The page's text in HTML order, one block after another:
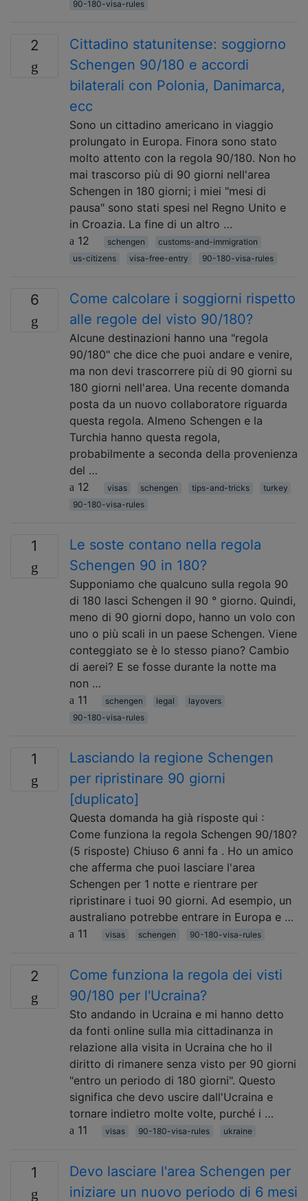
90-180-visa-rules
2
Cittadino statunitense: soggiorno
Schengen 90/180 e accordi
bilaterali con Polonia, Danimarca,
ecc
Sono un cittadino americano in viaggio
prolungato in Europa. Finora sono stato
molto attento con la regola 90/180. Non ho
mai trascorso più di 90 giorni nell'area
Schengen in 180 giorni; i miei "mesi di
pausa" sono stati spesi nel Regno Unito e
in Croazia. La fine di un altro …
12
schengen
customs-and-immigration
us-citizens
visa-free-entry 90-180-visa-rules
6
Come calcolare i soggiorni rispetto
alle regole del visto 90/180?
Alcune destinazioni hanno una "regola
90/180" che dice che puoi andare e venire,
ma non devi trascorrere più di 90 giorni su
180 giorni nell'area. Una recente domanda
posta da un nuovo collaboratore riguarda
questa regola. Almeno Schengen e la
Turchia hanno questa regola,
probabilmente a seconda della provenienza
del …
12
visas schengen tips-and-tricks
turkey
90-180-visa-rules
1
Le soste contano nella regola
Schengen 90 in 180?
Supponiamo che qualcuno sulla regola 90
di 180 lasci Schengen il 90 ° giorno. Quindi,
meno di 90 giorni dopo, hanno un volo con
uno o più scali in un paese Schengen. Viene
conteggiato se è lo stesso piano? Cambio
di aerei? E se fosse durante la notte ma
non …
11
schengen legal
layovers
90-180-visa-rules
1
Lasciando la regione Schengen
per ripristinare 90 giorni
[duplicato]
Questa domanda ha già risposte qui :
Come funziona la regola Schengen 90/180?
(5 risposte) Chiuso 6 anni fa . Ho un amico
che afferma che puoi lasciare l'area
Schengen per 1 notte e rientrare per
ripristinare i tuoi 90 giorni. Ad esempio, un
australiano potrebbe entrare in Europa e …
11
visas schengen 90-180-visa-rules
2
Come funziona la regola dei visti
90/180 per l'Ucraina?
Sto andando in Ucraina e mi hanno detto
da fonti online sulla mia cittadinanza in
relazione alla visita in Ucraina che ho il
diritto di rimanere senza visto per 90 giorni
"entro un periodo di 180 giorni". Questo
significa che devo uscire dall'Ucraina e
tornare indietro molte volte, purché i …
11
visas 90-180-visa-rules ukraine
1
Devo lasciare l'area Schengen per
iniziare un nuovo periodo di 6 mesi